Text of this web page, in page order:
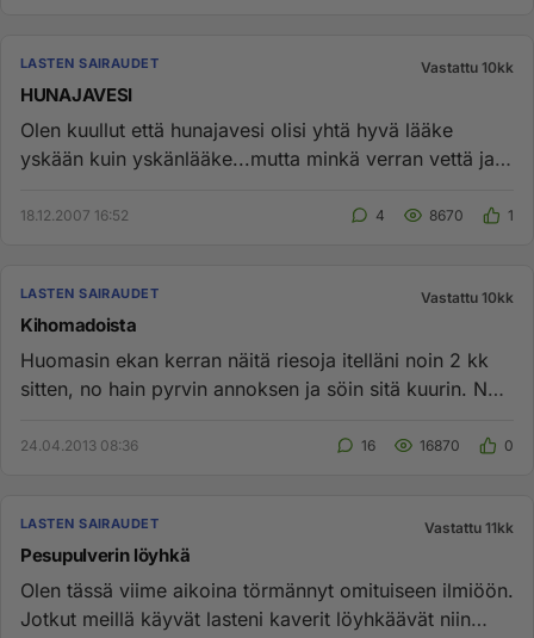
LASTEN SAIRAUDET Vastattu 10kk
HUNAJAVESI
Olen kuullut että hunajavesi olisi yhtä hyvä lääke
yskään kuin yskänlääke...mutta minkä verran vettä ja
18.12.2007 16:52 4 8670 1
LASTEN SAIRAUDET Vastattu 10kk
Kihomadoista
Huomasin ekan kerran näitä riesoja itelläni noin 2 kk
sitten, no hain pyrvin annoksen ja söin sitä kuurin. No
24.04.2013 08:36 16 16870 0
LASTEN SAIRAUDET Vastattu 11kk
Pesupulverin löyhkä
Olen tässä viime aikoina törmännyt omituiseen ilmiöön.
Jotkut meillä käyvät lasteni kaverit löyhkäävät niin